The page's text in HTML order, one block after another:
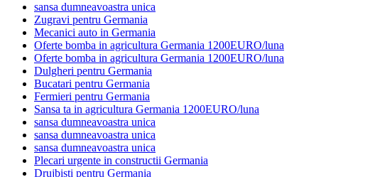
sansa dumneavoastra unica
Zugravi pentru Germania
Mecanici auto in Germania
Oferte bomba in agricultura Germania 1200EURO/luna
Oferte bomba in agricultura Germania 1200EURO/luna
Dulgheri pentru Germania
Bucatari pentru Germania
Fermieri pentru Germania
Sansa ta in agricultura Germania 1200EURO/luna
sansa dumneavoastra unica
sansa dumneavoastra unica
sansa dumneavoastra unica
Plecari urgente in constructii Germania
Drujbisti pentru Germania